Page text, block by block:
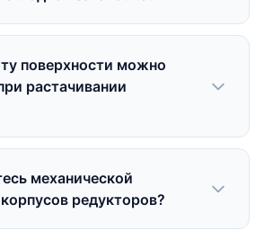
поверхности можно
растачивании
механической
редукторов?